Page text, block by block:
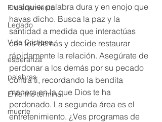
Entrenamiento
Legado
Vida Cristiana
esperanza
palabras
Enfermo terminal
muerte
cualquier palabra dura y en enojo que
hayas dicho. Busca la paz y la
santidad a medida que interactúas
con los demás y decide restaurar
rápidamente la relación. Asegúrate de
perdonar a los demás por su pecado
contra ti, recordando la bendita
manera en la que Dios te ha
perdonado. La segunda área es el
entretenimiento. ¿Ves programas de